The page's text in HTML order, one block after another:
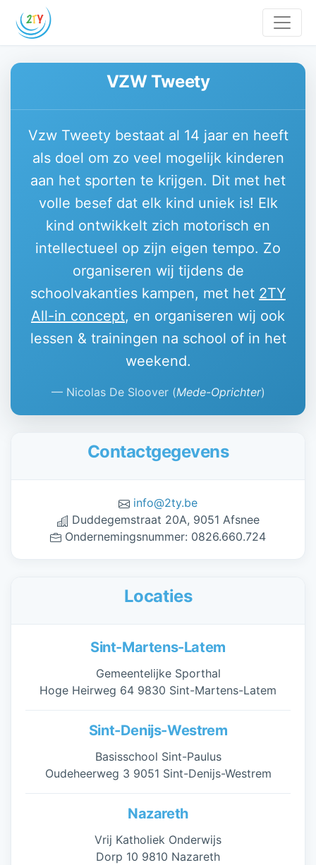
VZW Tweety
Vzw Tweety bestaat al 14 jaar en heeft
als doel om zo veel mogelijk kinderen
aan het sporten te krijgen. Dit met het
volle besef dat elk kind uniek is! Elk
kind ontwikkelt zich motorisch en
intellectueel op zijn eigen tempo. Zo
organiseren wij tijdens de
schoolvakanties kampen, met het 2TY
All-in concept, en organiseren wij ook
lessen & trainingen na school of in het
weekend.
Nicolas De Sloover (Mede-Oprichter)
Contactgegevens
info@2ty.be
Duddegemstraat 20A, 9051 Afsnee
Ondernemingsnummer: 0826.660.724
Locaties
Sint-Martens-Latem
Gemeentelijke Sporthal
Hoge Heirweg 64 9830 Sint-Martens-Latem
Sint-Denijs-Westrem
Basisschool Sint-Paulus
Oudeheerweg 3 9051 Sint-Denijs-Westrem
Nazareth
Vrij Katholiek Onderwijs
Dorp 10 9810 Nazareth